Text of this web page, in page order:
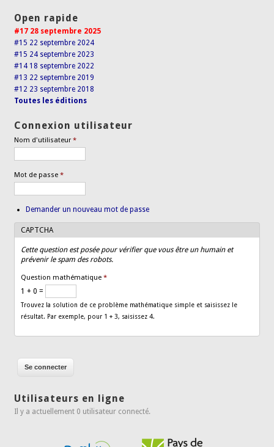
Open rapide
#17 28 septembre 2025
#15 22 septembre 2024
#15 24 septembre 2023
#14 18 septembre 2022
#13 22 septembre 2019
#12 23 septembre 2018
Toutes les éditions
Connexion utilisateur
Nom d'utilisateur*
Mot de passe*
Demander un nouveau mot de passe
CAPTCHA
Cette question est posée pour vérifier que vous être un humain et
prévenir le spam des robots.
Question mathématique*
1 + 0 =
Trouvez la solution de ce problème mathématique simple et saisissez le
résultat. Par exemple, pour 1 + 3, saisissez 4.
Utilisateurs en ligne
Il y a actuellement 0 utilisateur connecté.